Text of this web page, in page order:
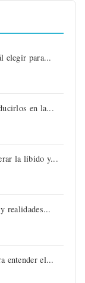
elegir para...
en la...
la libido y...
realidades...
entender el...